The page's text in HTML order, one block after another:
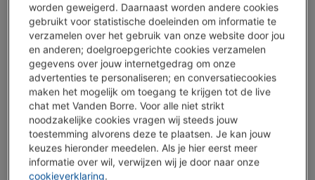
Minder dan 5 in stock, bestel nu!
Koop nu
Vergelijken
Vanden Borre Life Groot elektro
Verleng de levensduur van je toestellen met één abonnement
Dit product wordt15 jaar
worden geweigerd. Daarnaast worden andere cookies
gebruikt voor statistische doeleinden om informatie te
verzamelen over het gebruik van onze website door jou
en anderen; doelgroepgerichte cookies verzamelen
gegevens over jouw internetgedrag om onze
advertenties te personaliseren; en conversatiecookies
maken het mogelijk om toegang te krijgen tot de live
chat met Vanden Borre. Voor alle niet strikt
noodzakelijke cookies vragen wij steeds jouw
toestemming alvorens deze te plaatsen. Je kan jouw
keuzes hieronder meedelen. Als je hier eerst meer
informatie over wil, verwijzen wij je door naar onze
cookieverklaring.